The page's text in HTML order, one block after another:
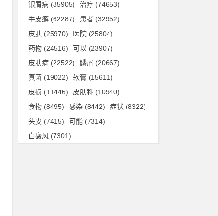
银屑病 (85905) 治疗 (74653)
牛皮癣 (62287) 患者 (32952)
皮肤 (25970) 医院 (25804)
药物 (24516) 可以 (23907)
皮肤病 (22522) 鳞屑 (20667)
真菌 (19022) 软膏 (15611)
皮损 (11446) 皮肤科 (10940)
食物 (8495) 感染 (8442) 症状 (8322)
头皮 (7415) 可能 (7314)
白癜风 (7301)